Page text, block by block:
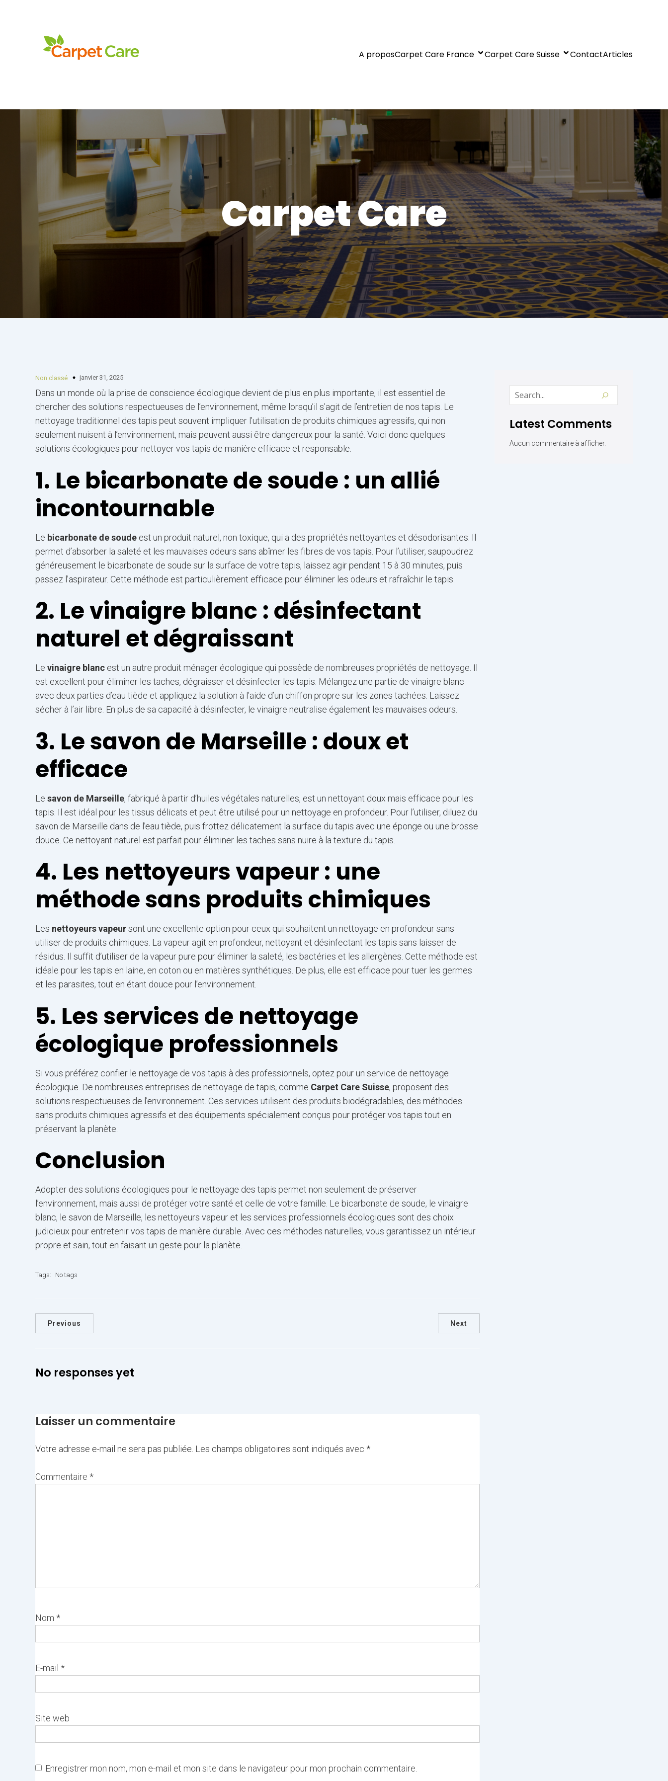
A proposCarpet Care France Carpet Care Suisse ContactArticles
Carpet Care
Non classé janvier 31, 2025
Dans un monde où la prise de conscience écologique devient de plus en plus importante, il est essentiel de
chercher des solutions respectueuses de l’environnement, même lorsqu’il s’agit de l’entretien de nos tapis. Le
nettoyage traditionnel des tapis peut souvent impliquer l’utilisation de produits chimiques agressifs, qui non
seulement nuisent à l’environnement, mais peuvent aussi être dangereux pour la santé. Voici donc quelques
solutions écologiques pour nettoyer vos tapis de manière efficace et responsable.
1. Le bicarbonate de soude : un allié
incontournable
Le bicarbonate de soude est un produit naturel, non toxique, qui a des propriétés nettoyantes et désodorisantes. Il
permet d’absorber la saleté et les mauvaises odeurs sans abîmer les fibres de vos tapis. Pour l’utiliser, saupoudrez
généreusement le bicarbonate de soude sur la surface de votre tapis, laissez agir pendant 15 à 30 minutes, puis
passez l’aspirateur. Cette méthode est particulièrement efficace pour éliminer les odeurs et rafraîchir le tapis.
2. Le vinaigre blanc : désinfectant
naturel et dégraissant
Le vinaigre blanc est un autre produit ménager écologique qui possède de nombreuses propriétés de nettoyage. Il
est excellent pour éliminer les taches, dégraisser et désinfecter les tapis. Mélangez une partie de vinaigre blanc
avec deux parties d’eau tiède et appliquez la solution à l’aide d’un chiffon propre sur les zones tachées. Laissez
sécher à l’air libre. En plus de sa capacité à désinfecter, le vinaigre neutralise également les mauvaises odeurs.
3. Le savon de Marseille : doux et
efficace
Le savon de Marseille, fabriqué à partir d’huiles végétales naturelles, est un nettoyant doux mais efficace pour les
tapis. Il est idéal pour les tissus délicats et peut être utilisé pour un nettoyage en profondeur. Pour l’utiliser, diluez du
savon de Marseille dans de l’eau tiède, puis frottez délicatement la surface du tapis avec une éponge ou une brosse
douce. Ce nettoyant naturel est parfait pour éliminer les taches sans nuire à la texture du tapis.
4. Les nettoyeurs vapeur : une
méthode sans produits chimiques
Les nettoyeurs vapeursont une excellente option pour ceux qui souhaitent un nettoyage en profondeur sans
utiliser de produits chimiques. La vapeur agit en profondeur, nettoyant et désinfectant les tapis sans laisser de
résidus. Il suffit d’utiliser de la vapeur pure pour éliminer la saleté, les bactéries et les allergènes. Cette méthode est
idéale pour les tapis en laine, en coton ou en matières synthétiques. De plus, elle est efficace pour tuer les germes
et les parasites, tout en étant douce pour l’environnement.
5. Les services de nettoyage
écologique professionnels
Si vous préférez confier le nettoyage de vos tapis à des professionnels, optez pour un service de nettoyage
écologique. De nombreuses entreprises de nettoyage de tapis, comme Carpet Care Suisse, proposent des
solutions respectueuses de l’environnement. Ces services utilisent des produits biodégradables, des méthodes
sans produits chimiques agressifs et des équipements spécialement conçus pour protéger vos tapis tout en
préservant la planète.
Conclusion
Adopter des solutions écologiques pour le nettoyage des tapis permet non seulement de préserver
l’environnement, mais aussi de protéger votre santé et celle de votre famille. Le bicarbonate de soude, le vinaigre
blanc, le savon de Marseille, les nettoyeurs vapeur et les services professionnels écologiques sont des choix
judicieux pour entretenir vos tapis de manière durable. Avec ces méthodes naturelles, vous garantissez un intérieur
propre et sain, tout en faisant un geste pour la planète.
Tags: No tags
Previous Next
No responses yet
Laisser un commentaire
Votre adresse e-mail ne sera pas publiée. Les champs obligatoires sont indiqués avec *
Commentaire *
Nom *
E-mail *
Site web
Enregistrer mon nom, mon e-mail et mon site dans le navigateur pour mon prochain commentaire.
Latest Comments
Aucun commentaire à afficher.